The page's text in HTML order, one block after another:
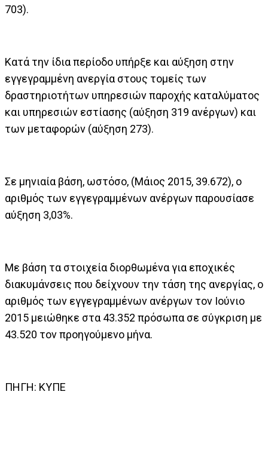
703).
Κατά την ίδια περίοδο υπήρξε και αύξηση στην
εγγεγραμμένη ανεργία στους τομείς των
δραστηριοτήτων υπηρεσιών παροχής καταλύματος
και υπηρεσιών εστίασης (αύξηση 319 ανέργων) και
των μεταφορών (αύξηση 273).
Σε μηνιαία βάση, ωστόσο, (Μάιος 2015, 39.672), ο
αριθμός των εγγεγραμμένων ανέργων παρουσίασε
αύξηση 3,03%.
Με βάση τα στοιχεία διορθωμένα για εποχικές
διακυμάνσεις που δείχνουν την τάση της ανεργίας, ο
αριθμός των εγγεγραμμένων ανέργων τον Ιούνιο
2015 μειώθηκε στα 43.352 πρόσωπα σε σύγκριση με
43.520 τον προηγούμενο μήνα.
ΠΗΓΗ: ΚΥΠΕ